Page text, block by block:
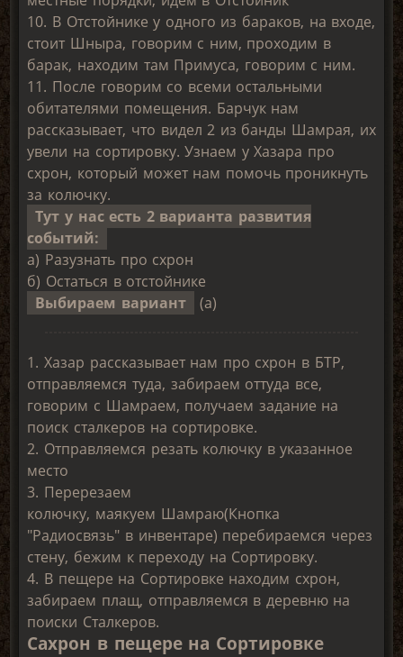
10. В Отстойнике у одного из бараков, на входе,
стоит Шныра, говорим с ним, проходим в
барак, находим там Примуса, говорим с ним.
11. После говорим со всеми остальными
обитателями помещения. Барчук нам
рассказывает, что видел 2 из банды Шамрая, их
увели на сортировку. Узнаем у Хазара про
схрон, который может нам помочь проникнуть
за колючку.
Тут у нас есть 2 варианта развития
событий:
a) Разузнать про схрон
б) Остаться в отстойнике
Выбираем вариант
(а)
1. Хазар рассказывает нам про схрон в БТР,
отправляемся туда, забираем оттуда все,
говорим с Шамраем, получаем задание на
поиск сталкеров на сортировке.
2. Отправляемся резать колючку в указанное
место
3. Перерезаем
колючку, маякуем Шамраю(Кнопка
"Радиосвязь" в инвентаре) перебираемся через
стену, бежим к переходу на Сортировку.
4. В пещере на Сортировке находим схрон,
забираем плащ, отправляемся в деревню на
поиски Сталкеров.
Сахрон в пещере на Сортировке